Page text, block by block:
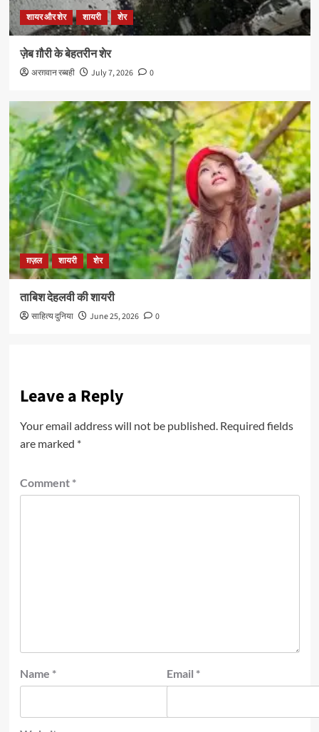
शायर और शेर शायरी शेर
ज़ेब ग़ौरी के बेहतरीन शेर
अरग़वान रब्बही July 7, 2026 0
ग़ज़ल शायरी शेर
ताबिश देहलवी की शायरी
साहित्य दुनिया June 25, 2026 0
Leave a Reply
Your email address will not be published. Required fields
are marked *
Comment *
Name * Email *